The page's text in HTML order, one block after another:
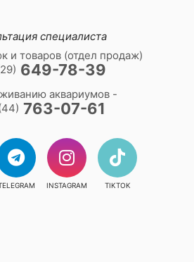
специалиста
и товаров (отдел продаж)
649-78-39
аквариумов -
763-07-61
INSTAGRAM TIKTOK